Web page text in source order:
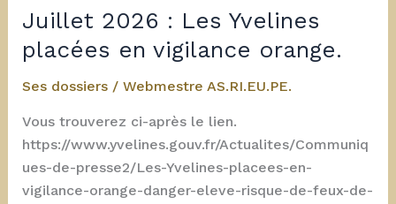
Juillet 2026 : Les Yvelines
placées en vigilance orange.
Ses dossiers/ Webmestre AS.RI.EU.PE.
Vous trouverez ci-après le lien.
https://www.yvelines.gouv.fr/Actualites/Communiq
ues-de-presse2/Les-Yvelines-placees-en-
vigilance-orange-danger-eleve-risque-de-feux-de-